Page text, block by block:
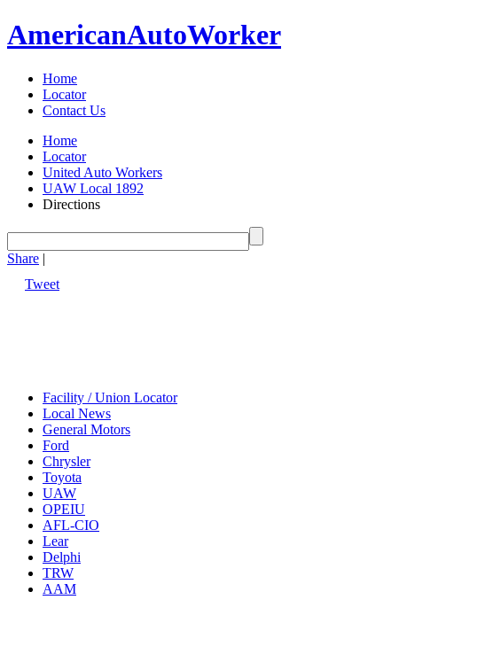
AmericanAutoWorker
Home
Locator
Contact Us
Home
Locator
United Auto Workers
UAW Local 1892
Directions
Share |
Tweet
Facility / Union Locator
Local News
General Motors
Ford
Chrysler
Toyota
UAW
OPEIU
AFL-CIO
Lear
Delphi
TRW
AAM